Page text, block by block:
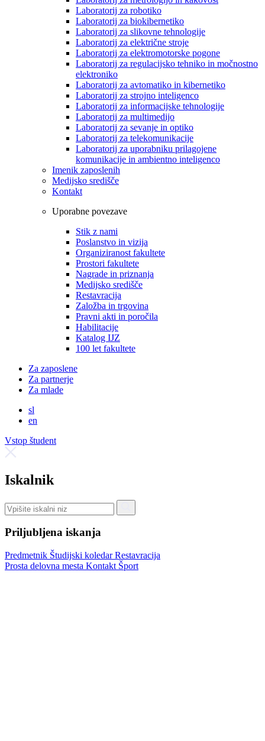
Laboratorij za robotiko
Laboratorij za biokibernetiko
Laboratorij za slikovne tehnologije
Laboratorij za električne stroje
Laboratorij za elektromotorske pogone
Laboratorij za regulacijsko tehniko in močnostno
elektroniko
Laboratorij za avtomatiko in kibernetiko
Laboratorij za strojno inteligenco
Laboratorij za informacijske tehnologije
Laboratorij za multimedijo
Laboratorij za sevanje in optiko
Laboratorij za telekomunikacije
Laboratorij za uporabniku prilagojene
komunikacije in ambientno inteligenco
Imenik zaposlenih
Medijsko središče
Kontakt
Uporabne povezave
Stik z nami
Poslanstvo in vizija
Organiziranost fakultete
Prostori fakultete
Nagrade in priznanja
Medijsko središče
Restavracija
Založba in trgovina
Pravni akti in poročila
Habilitacije
Katalog IJZ
100 let fakultete
Za zaposlene
Za partnerje
Za mlade
sl
en
Vstop študent
Iskalnik
Priljubljena iskanja
Predmetnik Študijski koledarRestavracija
Prosta delovna mesta Kontakt Šport